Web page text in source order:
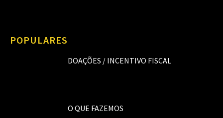
POPULARES
DOAÇÕES / INCENTIVO FISCAL
O QUE FAZEMOS